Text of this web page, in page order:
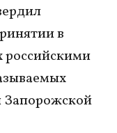
в
российскими
Запорожской